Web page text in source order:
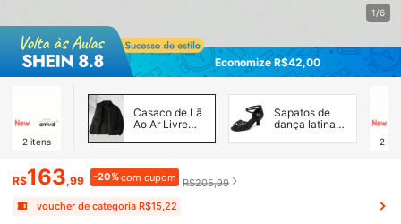
1/6
Economize R$42,00
2 itens
Casaco de Lã
Ao Ar Livre
Sapatos de
dança latina
2
R$163,99 -20%com cupom R$205,99
voucher de categoria R$15,22